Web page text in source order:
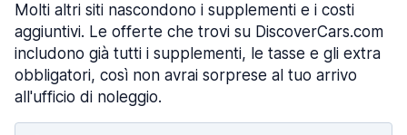
Molti altri siti nascondono i supplementi e i costi
aggiuntivi. Le offerte che trovi su DiscoverCars.com
includono già tutti i supplementi, le tasse e gli extra
obbligatori, così non avrai sorprese al tuo arrivo
all'ufficio di noleggio.